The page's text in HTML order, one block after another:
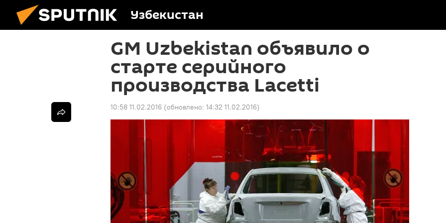
Узбекистан
GM Uzbekistan объявило о
старте серийного
производства Lacetti
10:58 11.02.2016 (обновлено: 14:32 11.02.2016)